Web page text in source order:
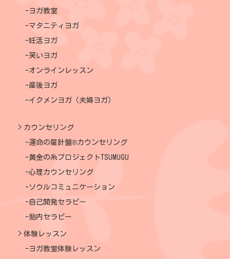
ヨガ教室
マタニティヨガ
妊活ヨガ
笑いヨガ
オンラインレッスン
産後ヨガ
イクメンヨガ（夫婦ヨガ）
カウンセリング
運命の羅針盤®カウンセリング
黄金の糸プロジェクトTSUMUGU
心理カウンセリング
ソウルコミュニケーション
自己開発セラピー
胎内セラピー
体験レッスン
ヨガ教室体験レッスン